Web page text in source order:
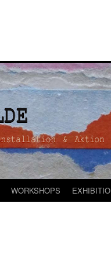
WORKSHOPS